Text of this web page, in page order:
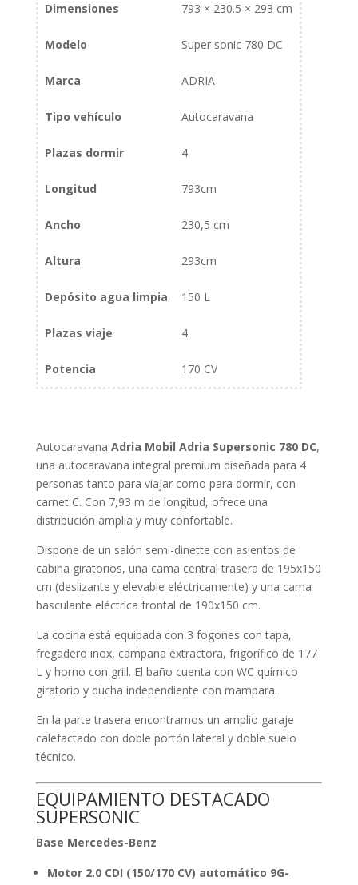
Dimensiones 793 × 230.5 × 293 cm
Modelo Super sonic 780 DC
Marca ADRIA
Tipo vehículo Autocaravana
Plazas dormir 4
Longitud 793cm
Ancho 230,5 cm
Altura 293cm
Depósito agua limpia 150 L
Plazas viaje 4
Potencia 170 CV
Autocaravana Adria Mobil Adria Supersonic 780 DC,
una autocaravana integral premium diseñada para 4
personas tanto para viajar como para dormir, con
carnet C. Con 7,93 m de longitud, ofrece una
distribución amplia y muy confortable.
Dispone de un salón semi-dinette con asientos de
cabina giratorios, una cama central trasera de 195x150
cm (deslizante y elevable eléctricamente) y una cama
basculante eléctrica frontal de 190x150 cm.
La cocina está equipada con 3 fogones con tapa,
fregadero inox, campana extractora, frigorífico de 177
L y horno con grill. El baño cuenta con WC químico
giratorio y ducha independiente con mampara.
En la parte trasera encontramos un amplio garaje
calefactado con doble portón lateral y doble suelo
técnico.
EQUIPAMIENTO DESTACADO
SUPERSONIC
Base Mercedes-Benz
Motor 2.0 CDI (150/170 CV) automático 9G-